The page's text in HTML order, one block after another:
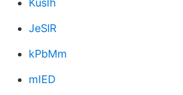
KusIh
JeSlR
kPbMm
mIED